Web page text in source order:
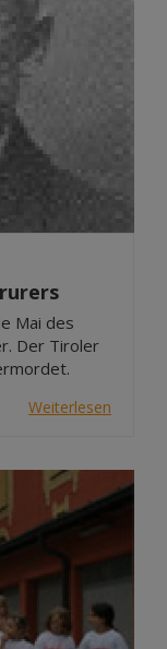
Mai des
Der Tiroler
Weiterlesen